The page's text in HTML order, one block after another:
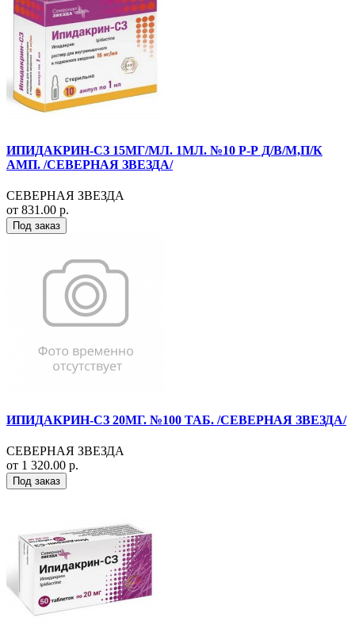
ИПИДАКРИН-СЗ 15МГ/МЛ. 1МЛ. №10 Р-Р Д/В/М,П/К
АМП. /СЕВЕРНАЯ ЗВЕЗДА/
СЕВЕРНАЯ ЗВЕЗДА
от 831.00 р.
Под заказ
ИПИДАКРИН-СЗ 20МГ. №100 ТАБ. /СЕВЕРНАЯ ЗВЕЗДА/
СЕВЕРНАЯ ЗВЕЗДА
от 1 320.00 р.
Под заказ